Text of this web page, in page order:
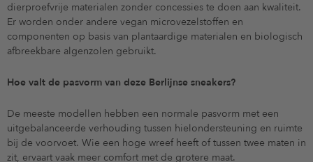
dierproefvrije materialen zonder concessies te doen aan kwaliteit.
Er worden onder andere vegan microvezelstoffen en
componenten op basis van plantaardige materialen en biologisch
afbreekbare algenzolen gebruikt.
Hoe valt de pasvorm van deze Berlijnse sneakers?
De meeste modellen hebben een normale pasvorm met een
uitgebalanceerde verhouding tussen hielondersteuning en ruimte
bij de voorvoet. Wie een hoge wreef heeft of tussen twee maten in
zit, ervaart vaak meer comfort met de grotere maat.